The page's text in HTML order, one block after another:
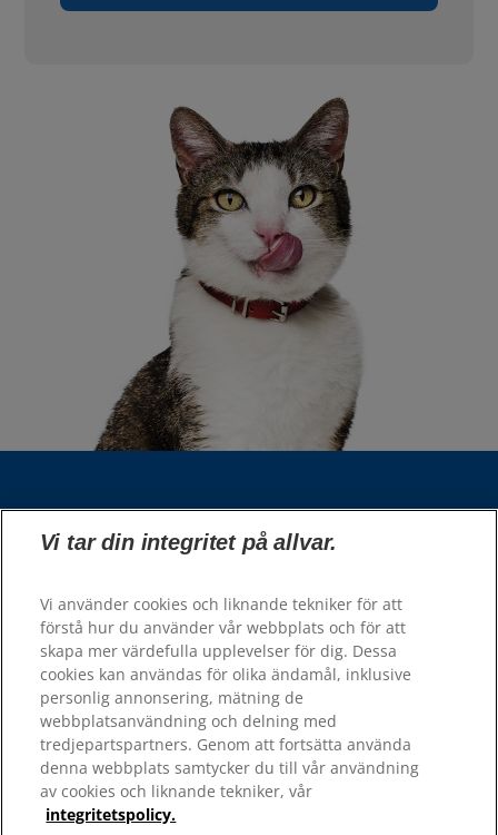
Hill’s Vet
Karriär
Resurser
Kontakta oss
Webbplatskarta
Vi tar din integritet på allvar.
Vi använder cookies och liknande tekniker för att
förstå hur du använder vår webbplats och för att
skapa mer värdefulla upplevelser för dig. Dessa
cookies kan användas för olika ändamål, inklusive
personlig annonsering, mätning de
webbplatsanvändning och delning med
tredjepartspartners. Genom att fortsätta använda
denna webbplats samtycker du till vår användning
av cookies och liknande tekniker, vår
integritetspolicy.